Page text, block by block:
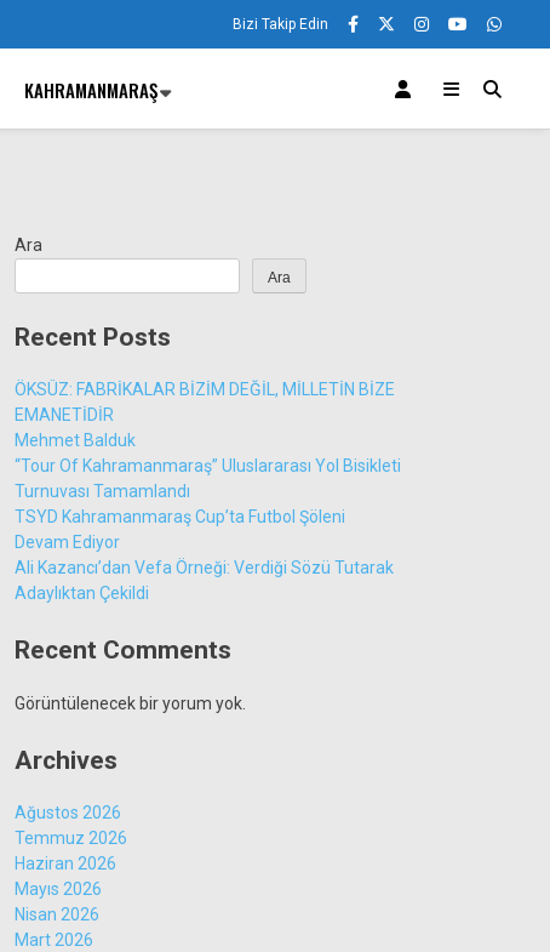
Bizi Takip Edin
KAHRAMANMARAŞ
Ara
Ara
Recent Posts
ÖKSÜZ: FABRİKALAR BİZİM DEĞİL, MİLLETİN BİZE
EMANETİDİR
Mehmet Balduk
“Tour Of Kahramanmaraş” Uluslararası Yol Bisikleti
Turnuvası Tamamlandı
TSYD Kahramanmaraş Cup’ta Futbol Şöleni
Devam Ediyor
Ali Kazancı’dan Vefa Örneği: Verdiği Sözü Tutarak
Adaylıktan Çekildi
Recent Comments
Görüntülenecek bir yorum yok.
Archives
Ağustos 2026
Temmuz 2026
Haziran 2026
Mayıs 2026
Nisan 2026
Mart 2026